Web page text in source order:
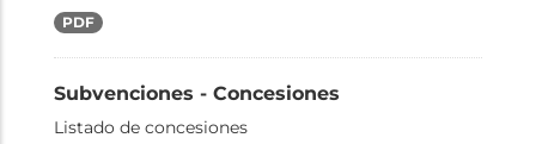
PDF
Subvenciones - Concesiones
Listado de concesiones